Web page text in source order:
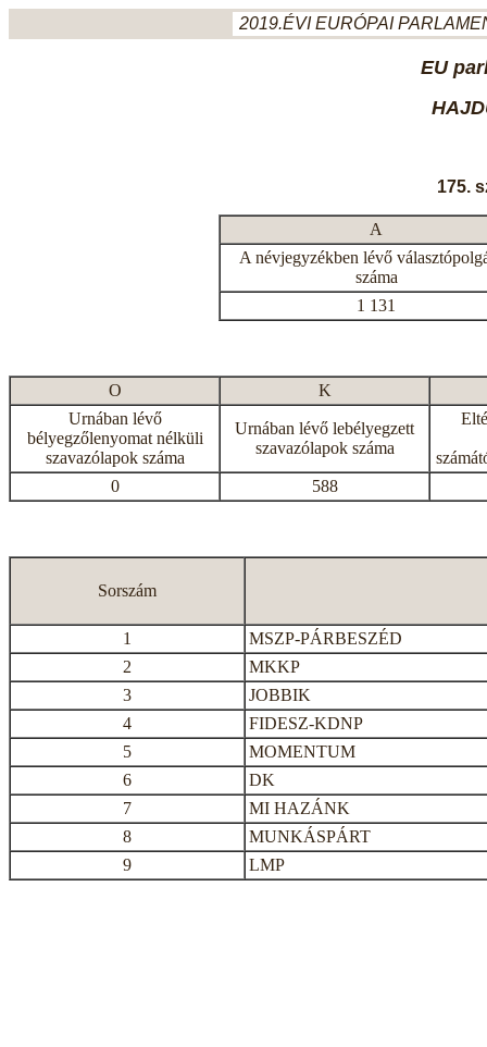
2019.ÉVI EURÓPAI
EU
175.
A
A névjegyzékben lévő
száma
1 131
O
K
Urnában lévő
bélyegzőlenyomat nélküli
szavazólapok száma
Urnában lévő lebélyegzett
szavazólapok száma
0
588
Sorszám
1
MSZP-PÁRBESZÉD
2
MKKP
3
JOBBIK
4
FIDESZ-KDNP
5
MOMENTUM
6
DK
7
MI HAZÁNK
8
MUNKÁSPÁRT
9
LMP